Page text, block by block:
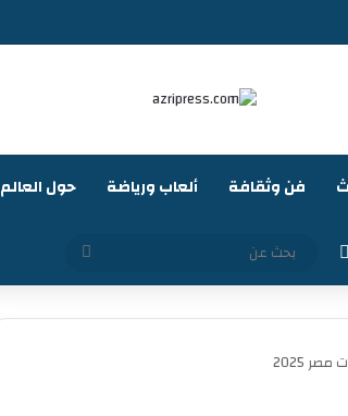
فن وثقافة ألعاب ورياضة حول العالم
الوضع المظلم
عن
2025